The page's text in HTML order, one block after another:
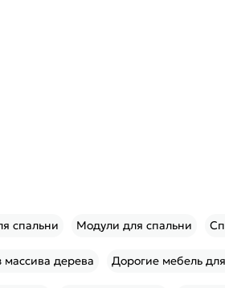
спальни Модули для спальни
дерева Дорогие мебель